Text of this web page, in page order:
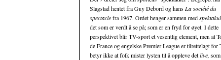
Slagstad hentet fra Guy Debord og hans La société du
spectaclefra 1967. Ordet henger sammen med
det som er verdt å se på; som er en fryd for øyet. I dette
perspektivet blir TV-sport et vesentlig element, men at
de France og engelske Premier League er tilrettelagt for
betyr ikke at folk mister lysten til å oppleve detlive, som